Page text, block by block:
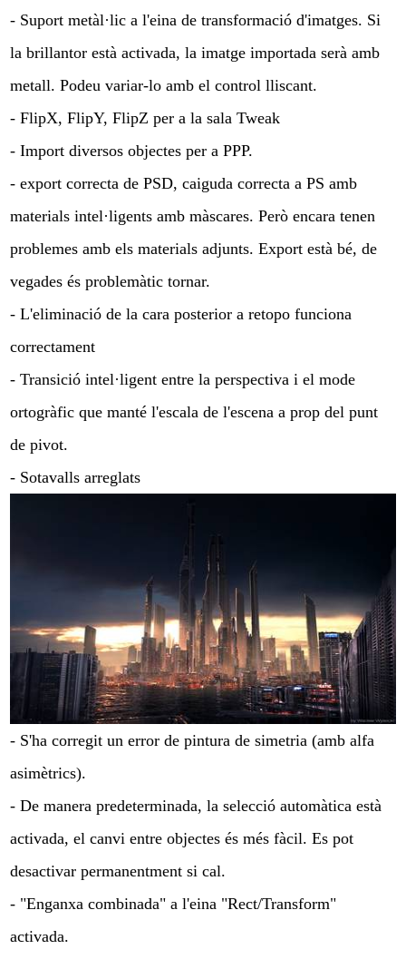
- Suport metàl·lic a l'eina de transformació d'imatges. Si
la brillantor està activada, la imatge importada serà amb
metall. Podeu variar-lo amb el control lliscant.
- FlipX, FlipY, FlipZ per a la sala Tweak
- Import diversos objectes per a PPP.
- export correcta de PSD, caiguda correcta a PS amb
materials intel·ligents amb màscares. Però encara tenen
problemes amb els materials adjunts. Export està bé, de
vegades és problemàtic tornar.
- L'eliminació de la cara posterior a retopo funciona
correctament
- Transició intel·ligent entre la perspectiva i el mode
ortogràfic que manté l'escala de l'escena a prop del punt
de pivot.
- Sotavalls arreglats
- S'ha corregit un error de pintura de simetria (amb alfa
asimètrics).
- De manera predeterminada, la selecció automàtica està
activada, el canvi entre objectes és més fàcil. Es pot
desactivar permanentment si cal.
- "Enganxa combinada" a l'eina "Rect/Transform"
activada.